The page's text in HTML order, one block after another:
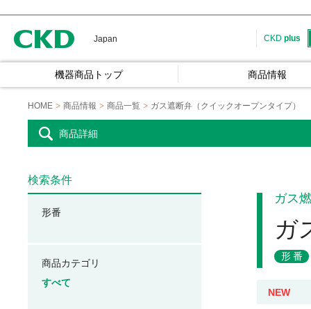
Japan CKD plus
機器商品トップ 商品情報
HOME 商品情報 商品一覧 ガス遮断弁（クイックオープンタイプ）
商品詳細
ガス
ガ
形番
NEW
検索条件
形番
商品カテゴリ
すべて